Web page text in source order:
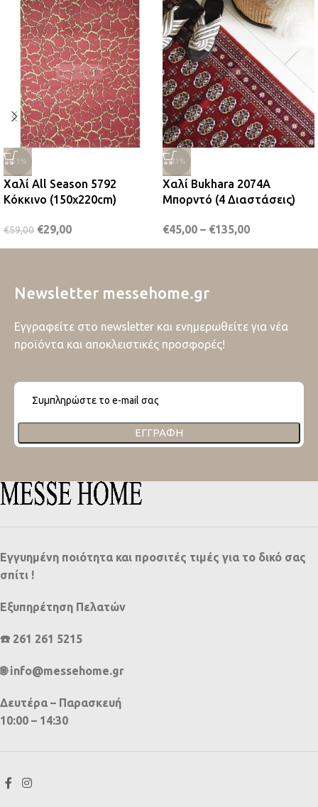
-51%
Χαλί All Season 5792
Κόκκινο (150x220cm)
€59,00 €29,00
-41%
Χαλί Bukhara 2074A
Μπορντό (4 Διαστάσεις)
€45,00 – €135,00
Newsletter messehome.gr
Εγγραφείτε στο newsletter και ενημερωθείτε για νέα
προϊόντα και αποκλειστικές προσφορές!
ΕΓΓΡΑΦΉ
Εγγυημένη ποιότητα και προσιτές τιμές για το δικό σας
σπίτι !
Εξυπηρέτηση Πελατών
☎️ 261 261 5215
🌐 info@messehome.gr
Δευτέρα – Παρασκευή
10:00 – 14:30